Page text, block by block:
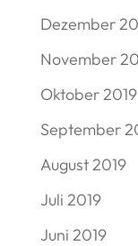
Dezember
November
Oktober 2019
September
August 2019
Juli 2019
Juni 2019